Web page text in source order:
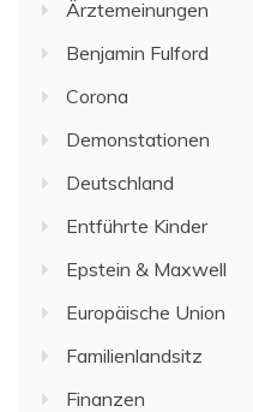
Ärztemeinungen
Benjamin Fulford
Corona
Demonstationen
Deutschland
Entführte Kinder
Epstein & Maxwell
Europäische Union
Familienlandsitz
Finanzen